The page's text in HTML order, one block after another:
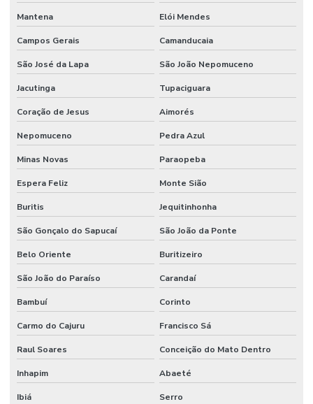
Mantena Elói Mendes
Campos Gerais Camanducaia
São José da Lapa São João Nepomuceno
Jacutinga Tupaciguara
Coração de Jesus Aimorés
Nepomuceno Pedra Azul
Minas Novas Paraopeba
Espera Feliz Monte Sião
Buritis Jequitinhonha
São Gonçalo do Sapucaí São João da Ponte
Belo Oriente Buritizeiro
São João do Paraíso Carandaí
Bambuí Corinto
Carmo do Cajuru Francisco Sá
Raul Soares Conceição do Mato Dentro
Inhapim Abaeté
Ibiá Serro